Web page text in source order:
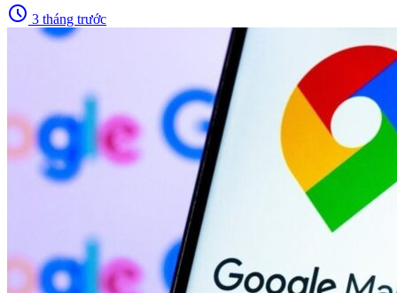
schedule 3 tháng trước